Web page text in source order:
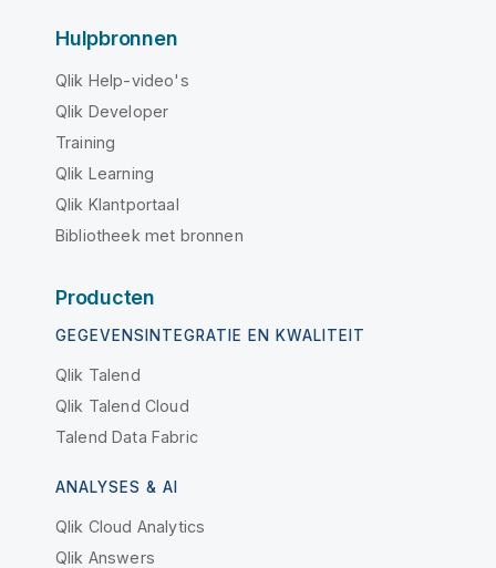
Hulpbronnen
Qlik Help-video's
Qlik Developer
Training
Qlik Learning
Qlik Klantportaal
Bibliotheek met bronnen
Producten
GEGEVENSINTEGRATIE EN KWALITEIT
Qlik Talend
Qlik Talend Cloud
Talend Data Fabric
ANALYSES & AI
Qlik Cloud Analytics
Qlik Answers